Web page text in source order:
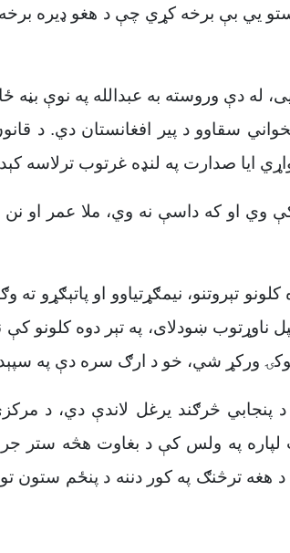
يي بې برخه کړي چې د هغو ډيره
له دې وروسته به عبدالله په نوې
پخواني سقاوو د پیر افغانستان دي. د
ایا صدارت په لنډه غرتوب ترلاسه
وي او که داسې نه وي، ملا عمر او نن
تېروتنو، نیمګړتیاوو او
ښودلای، په تېر دوه کلونو کې
ورکړ شي، خو د ارګ سره دې په
پنجابي څرګند یرغل لاندې دي، د
لپاره په ولس کې د بغاوت هڅه ستر
هغه ترڅنګ په کور دننه د پنځم ستون